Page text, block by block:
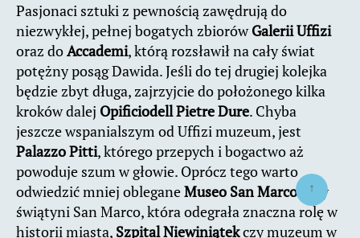
Pasjonaci sztuki z pewnością zawędrują do
niezwykłej, pełnej bogatych zbiorówGalerii Uffizi
oraz doAccademi, którą rozsławił na cały świat
potężny posąg Dawida. Jeśli do tej drugiej kolejka
będzie zbyt długa, zajrzyjcie do położonego kilka
kroków dalej Opificiodell Pietre Dure. Chyba
jeszcze wspanialszym od Uffizi muzeum, jest
Palazzo Pitti, którego przepych i bogactwo aż
powoduje szum w głowie. Oprócz tego warto
odwiedzić mniej obleganeMuseo San Marco przy
świątyni San Marco, która odegrała znaczna rolę w
historii miasta, Szpital Niewiniątekczy muzeum w
↑